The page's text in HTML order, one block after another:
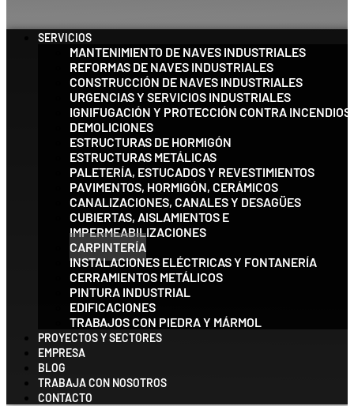
SERVICIOS
MANTENIMIENTO DE NAVES INDUSTRIALES
REFORMAS DE NAVES INDUSTRIALES
CONSTRUCCIÓN DE NAVES INDUSTRIALES
URGENCIAS Y SERVICIOS INDUSTRIALES
IGNIFUGACIÓN Y PROTECCIÓN CONTRA INCENDIOS
DEMOLICIONES
ESTRUCTURAS DE HORMIGÓN
ESTRUCTURAS METÁLICAS
PALETERÍA, ESTUCADOS Y REVESTIMIENTOS
PAVIMENTOS, HORMIGÓN, CERÁMICOS
CANALIZACIONES, CANALES Y DESAGÜES
CUBIERTAS, AISLAMIENTOS E
IMPERMEABILIZACIONES
CARPINTERÍA
INSTALACIONES ELÉCTRICAS Y FONTANERÍA
CERRAMIENTOS METÁLICOS
PINTURA INDUSTRIAL
EDIFICACIONES
TRABAJOS CON PIEDRA Y MÁRMOL
PROYECTOS Y SECTORES
EMPRESA
BLOG
TRABAJA CON NOSOTROS
CONTACTO